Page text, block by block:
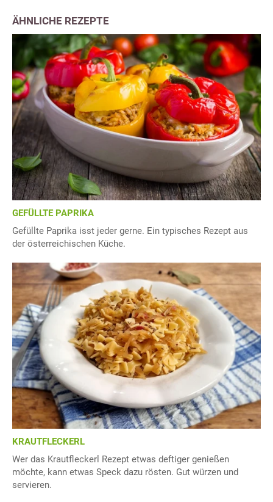
ÄHNLICHE REZEPTE
GEFÜLLTE PAPRIKA
Gefüllte Paprika isst jeder gerne. Ein typisches Rezept aus
der österreichischen Küche.
KRAUTFLECKERL
Wer das Krautfleckerl Rezept etwas deftiger genießen
möchte, kann etwas Speck dazu rösten. Gut würzen und
servieren.